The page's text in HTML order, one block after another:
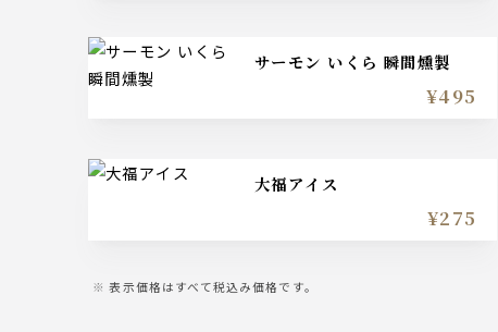
サーモン いくら 瞬間燻製
¥495
大福アイス
¥275
表示価格はすべて税込み価格です。